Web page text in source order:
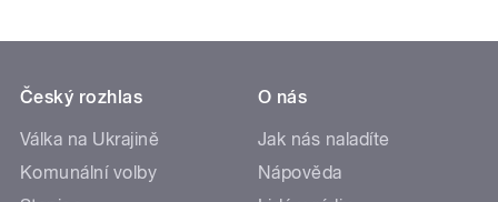
Český rozhlas
Válka na Ukrajině
Komunální volby
O nás
Jak nás naladíte
Nápověda